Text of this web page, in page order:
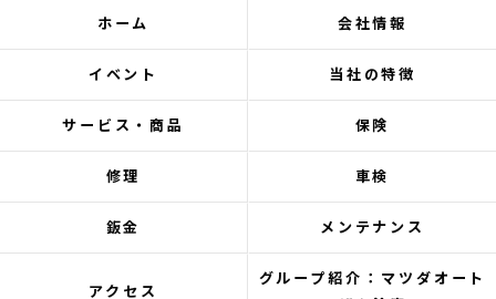
ホーム 会社情報
イベント 当社の特徴
サービス・商品 保険
修理 車検
鈑金 メンテナンス
アクセス
グループ紹介：マツダオート